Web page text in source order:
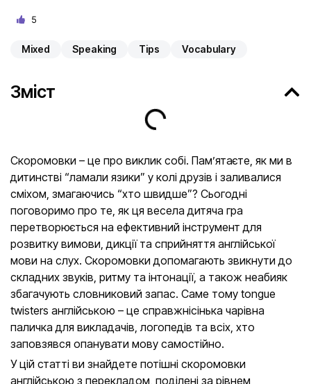
5
Mixed Speaking Tips Vocabulary
Зміст
Скоромовки – це про виклик собі. Памʼятаєте, як ми в
дитинстві “ламали язики” у колі друзів і заливалися
сміхом, змагаючись “хто швидше”? Сьогодні
поговоримо про те, як ця весела дитяча гра
перетворюється на ефективний інструмент для
розвитку вимови, дикції та сприйняття англійської
мови на слух. Скоромовки допомагають звикнути до
складних звуків, ритму та інтонації, а також неабияк
збагачують словниковий запас. Саме тому tongue
twisters англійською – це справжнісінька чарівна
паличка для викладачів, логопедів та всіх, хто
заповзявся опанувати мову самостійно.
У цій статті ви знайдете потішні скоромовки
англійською з перекладом, поділені за рівнем